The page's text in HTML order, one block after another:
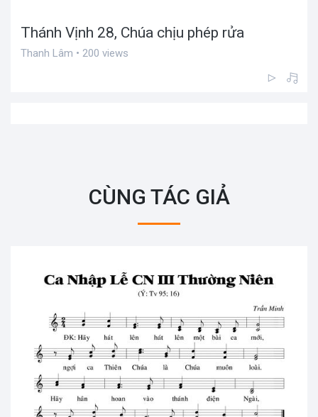
Thánh Vịnh 28, Chúa chịu phép rửa
Thanh Lâm • 200 views
CÙNG TÁC GIẢ